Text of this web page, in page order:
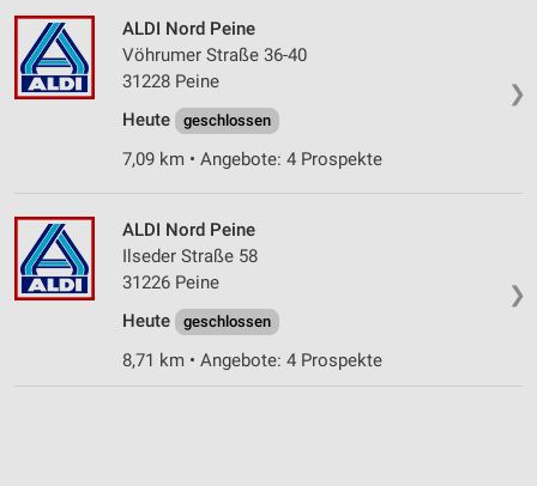
❯
ALDI Nord Peine
Vöhrumer Straße 36-40
31228 Peine
Heute
geschlossen
7,09 km • Angebote: 4 Prospekte
❯
ALDI Nord Peine
Ilseder Straße 58
31226 Peine
Heute
geschlossen
8,71 km • Angebote: 4 Prospekte